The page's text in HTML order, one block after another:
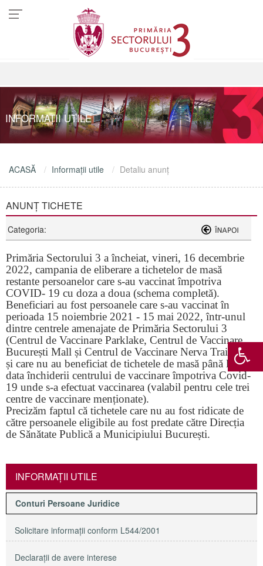
INFORMAŢII UTILE
ACASĂ Informaţii utile Detaliu anunţ
ANUNȚ TICHETE
Categoria:
Primăria Sectorului 3 a încheiat, vineri, 16 decembrie
2022, campania de eliberare a tichetelor de masă
restante persoanelor care s-au vaccinat împotriva
COVID- 19 cu doza a doua (schema completă).
Beneficiari au fost persoanele care s-au vaccinat în
perioada 15 noiembrie 2021 - 15 mai 2022, într-unul
dintre centrele amenajate de Primăria Sectorului 3
(Centrul de Vaccinare Parklake, Centrul de Vaccinare
București Mall și Centrul de Vaccinare Nerva Traian)
și care nu au beneficiat de tichetele de masă până la
data închiderii centrului de vaccinare împotriva Covid-
19 unde s-a efectuat vaccinarea (valabil pentru cele trei
centre de vaccinare menționate).
Precizăm faptul că tichetele care nu au fost ridicate de
către persoanele eligibile au fost predate către Direcția
de Sănătate Publică a Municipiului București.
INFORMAŢII UTILE
Conturi Persoane Juridice
Solicitare informaţii conform L544/2001
Declaraţii de avere interese